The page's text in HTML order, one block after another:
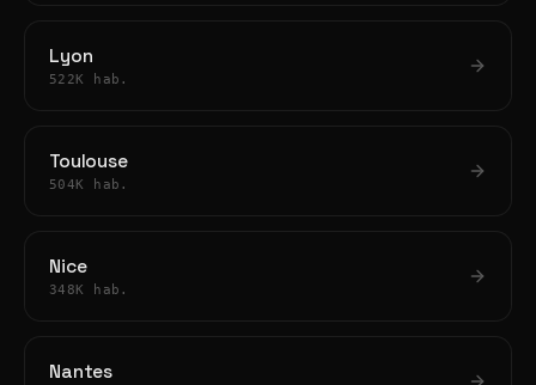
Lyon
522K hab.
Toulouse
504K hab.
Nice
348K hab.
Nantes